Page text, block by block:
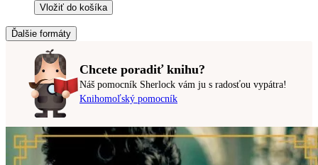
Vložiť do košíka
Ďalšie formáty
Chcete poradiť knihu?
Náš pomocník Sherlock vám ju s radosťou vypátra!
Knihomoľský pomocník